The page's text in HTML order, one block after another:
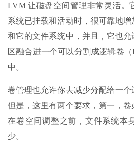
LVM 让磁盘空间管理非常灵活。
系统已挂载和活动时，很可靠地
和它的文件系统中，并且，它也
区融合进一个可以分割成逻辑卷
中。
卷管理也允许你去减少分配给一个
但是，这里有两个要求，第一，卷
在卷空间调整之前，文件系统本
少。